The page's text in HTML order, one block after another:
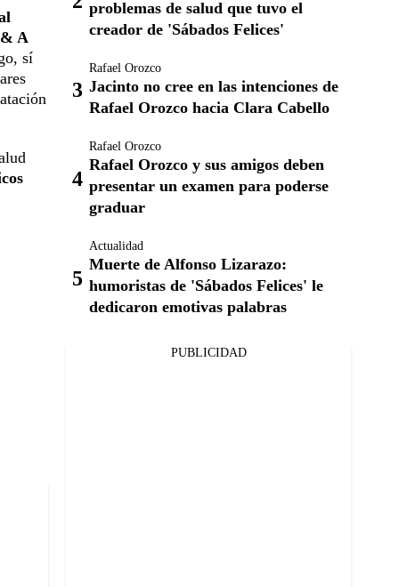
A
sí
problemas de salud que tuvo el
creador de 'Sábados Felices'
Rafael Orozco
Jacinto no cree en las intenciones de
Rafael Orozco hacia Clara Cabello
Rafael Orozco
Rafael Orozco y sus amigos deben
presentar un examen para poderse
graduar
Actualidad
Muerte de Alfonso Lizarazo:
humoristas de 'Sábados Felices' le
dedicaron emotivas palabras
PUBLICIDAD